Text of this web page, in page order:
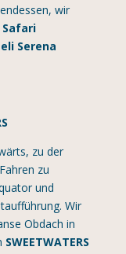
wir
Serena
zu der
zu
und
Wir
Obdach in
SWEETWATERS